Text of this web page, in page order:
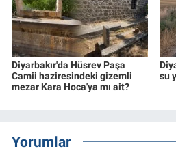
Diyarbakır'da Hüsrev Paşa
Camii haziresindeki gizemli
mezar Kara Hoca'ya mı ait?
su
Yorumlar